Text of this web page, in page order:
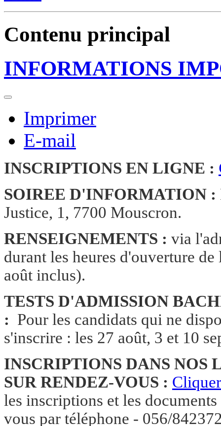
Contenu principal
INFORMATIONS
Imprimer
E-mail
INSCRIPTIONS EN LIGNE :
SOIREE D'INFORMATION :
Justice, 1, 7700 Mouscron.
RENSEIGNEMENTS : via
durant les heures d'ouverture
août inclus).
TESTS D'ADMISSION
: Pour les candidats qui ne
s'inscrire : les 27 août, 3 et 10
INSCRIPTIONS DANS NOS
SUR RENDEZ-VOUS :
les inscriptions et les
vous par téléphone - 056/